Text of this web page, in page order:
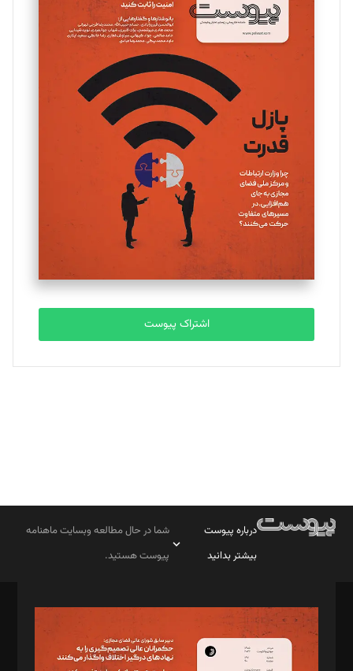
مینا پاکدل
یسنا امان‌پور
تحریریه
ملینا جعفری
تحریریه
مصطفی مسجدی آرانی
تحریریه
بابک نقاش
تحریریه
اشتراک پیوست
درباره پیوست
بیشتر بدانید
شما در حال مطالعه وبسایت ماهنامه
پیوست هستید.
مدیر مسئول: محمدباقر اثنی‌عشری
سردبیر: مهرک محمودی
دبیر تحریریه: میثم قاسمی